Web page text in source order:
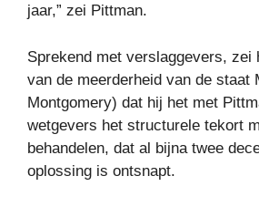
jaar,” zei Pittman.
Sprekend met verslaggevers, zei
van de meerderheid van de staat
Montgomery) dat hij het met
wetgevers het structurele tekort
behandelen, dat al bijna twee
oplossing is ontsnapt.